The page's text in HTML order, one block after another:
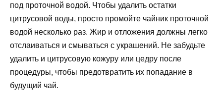
под проточной водой. Чтобы удалить остатки
цитрусовой воды, просто промойте чайник проточной
водой несколько раз. Жир и отложения должны легко
отслаиваться и смываться с украшений. Не забудьте
удалить и цитрусовую кожуру или цедру после
процедуры, чтобы предотвратить их попадание в
будущий чай.